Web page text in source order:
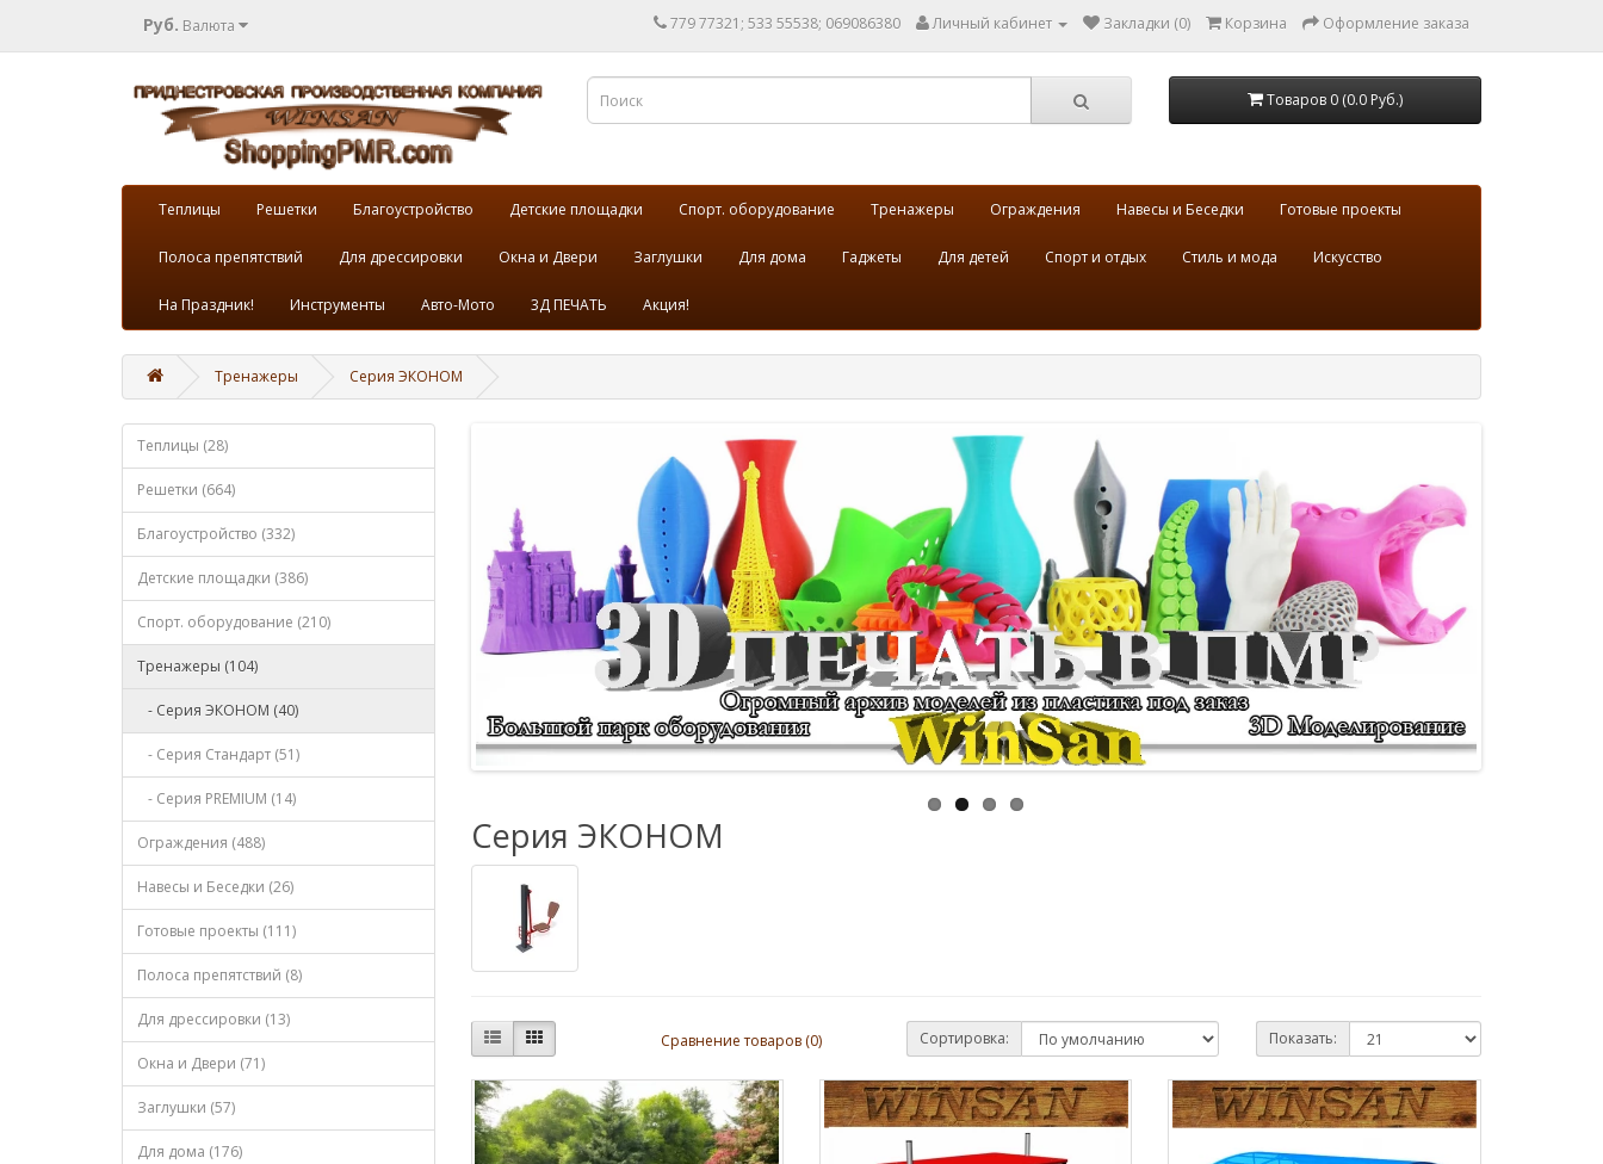
Руб. Валюта 779 77321; 533 55538; 069086380 Личный кабинет Закладки (0) Корзина Оформление заказа
Товаров 0 (0.0 Руб.)
Теплицы Решетки Благоустройство Детские площадки Спорт. оборудование Тренажеры Ограждения Навесы и Беседки Готовые проекты
Полоса препятствий Для дрессировки Окна и Двери Заглушки Для дома Гаджеты Для детей Спорт и отдых Стиль и мода Искусство
На Праздник! Инструменты Авто-Мото 3Д ПЕЧАТЬ Акция!
Тренажеры Серия ЭКОНОМ
Теплицы (28)
Решетки (664)
Благоустройство (332)
Детские площадки (386)
Спорт. оборудование (210)
Тренажеры (104)
- Серия ЭКОНОМ (40)
- Серия Стандарт (51)
- Серия PREMIUM (14)
Ограждения (488)
Навесы и Беседки (26)
Готовые проекты (111)
Полоса препятствий (8)
Для дрессировки (13)
Окна и Двери (71)
Заглушки (57)
Для дома (176)
Серия ЭКОНОМ
Сравнение товаров (0) Сортировка: Показать: